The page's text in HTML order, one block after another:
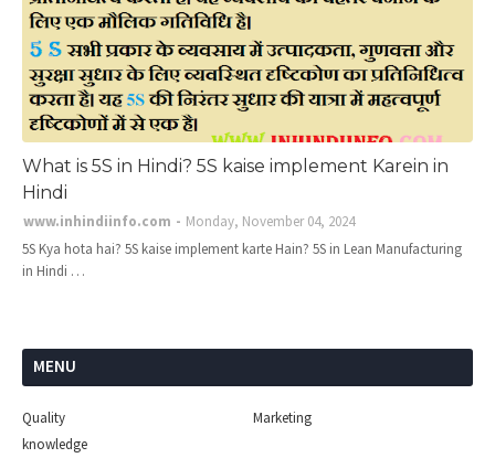
What is 5S in Hindi? 5S kaise implement Karein in
Hindi
www.inhindiinfo.com
Monday, November 04, 2024
5S Kya hota hai? 5S kaise implement karte Hain? 5S in Lean Manufacturing
in Hindi …
MENU
Quality
Marketing
knowledge